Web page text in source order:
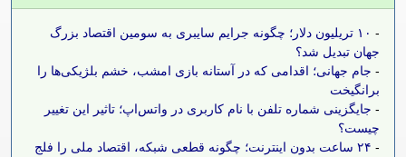
-
۱۰ تریلیون دلار؛ چگونه جرایم سایبری به سومین اقتصاد بزرگ
جهان تبدیل شد؟
- جام جهانی؛ اقدامی که در آستانه بازی امشب، خشم بلژیکی‌ها را
برانگیخت
- جایگزینی شماره تلفن با نام کاربری در واتس‌اپ؛ تاثیر این تغییر
چیست؟
-
۲۴ ساعت بدون اینترنت؛ چگونه قطعی شبکه، اقتصاد ملی را فلج